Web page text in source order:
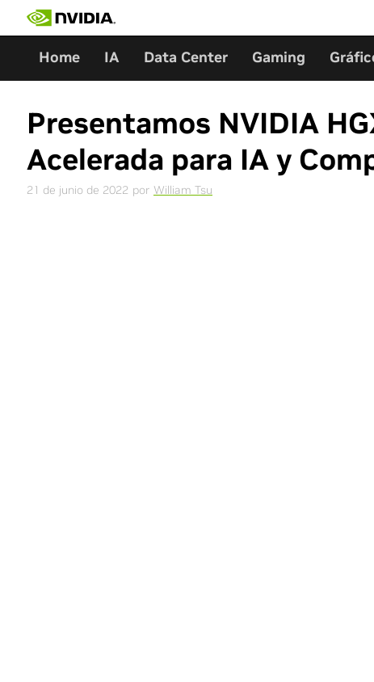
Home IA Data Center Gaming
Presentamos NVIDIA
Acelerada para IA y
21 de junio de 2022 por William Tsu